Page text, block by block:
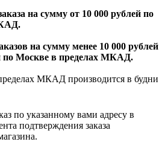
на сумму от 10 000 рублей по
на сумму менее 10 000 рублей
по Москве в пределах МКАД.
МКАД производится в будни
по указанному вами адресу в
подтверждения заказа